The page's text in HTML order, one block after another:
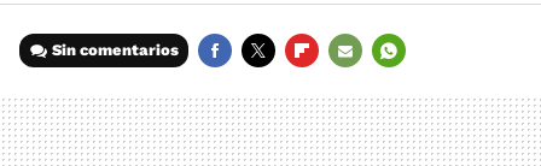
Sin comentarios
MAIL